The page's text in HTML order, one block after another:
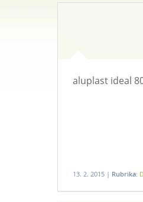
aluplast ideal
13. 2. 2015 | Rubrika: